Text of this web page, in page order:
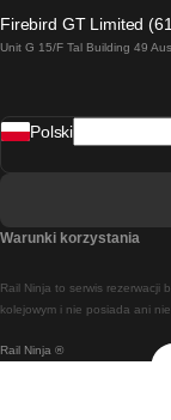
Firebird GT Limited
Unit G 15/F Tal Building 49
Rail Ninja ®
Rail Ninja to serwis rezerwacji
kolejowym i nie posiada ani
Polski
Warunki korzystania